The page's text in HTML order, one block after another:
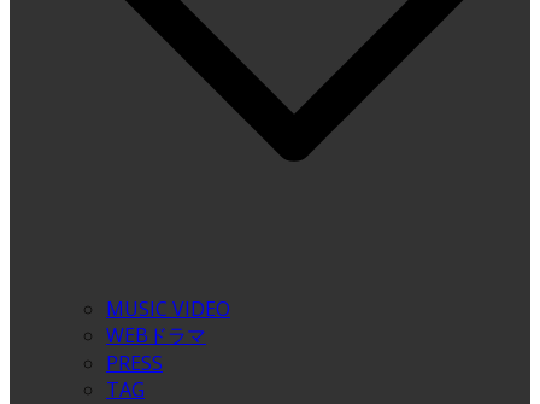
MUSIC VIDEO
WEBドラマ
PRESS
TAG